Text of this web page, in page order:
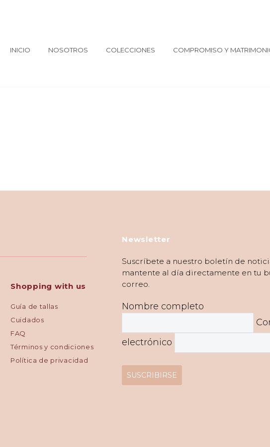
INICIO NOSOTROS COLECCIONES COMPROMISO Y
Shopping with us
Guía de tallas
Cuidados
FAQ
Términos y condiciones
Política de privacidad
Newsletter
Suscríbete a nuestro boletín de
mantente al día directamente en tu
correo.
Nombre completo
electrónico
SUSCRIBIRSE